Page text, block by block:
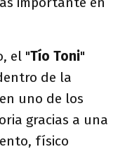
el "Tío Toni"
de la
uno de los
gracias a una
físico